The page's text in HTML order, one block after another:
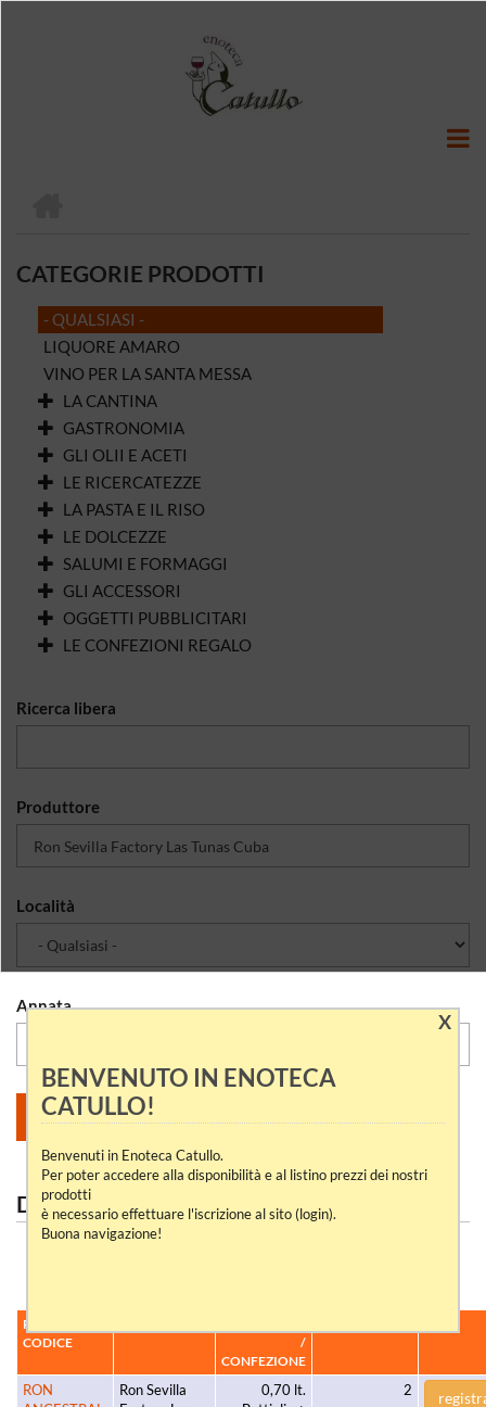
DI
PANE
CATEGORIE PRODOTTI
- QUALSIASI -
LIQUORE AMARO
VINO PER LA SANTA MESSA
LA CANTINA
GASTRONOMIA
GLI OLII E ACETI
LE RICERCATEZZE
LA PASTA E IL RISO
LE DOLCEZZE
SALUMI E FORMAGGI
GLI ACCESSORI
OGGETTI PUBBLICITARI
LE CONFEZIONI REGALO
Ricerca libera
Produttore
Località
Annata
DICONO DI NOI
PRODOTTO /
CODICE
/
CONFEZIONE
RON
Ron Sevilla
0,70 lt.
2
X
BENVENUTO IN ENOTECA
CATULLO!
Benvenuti in Enoteca Catullo.
Per poter accedere alla disponibilità e al listino prezzi dei nostri
prodotti
è necessario effettuare l'iscrizione al sito (login).
Buona navigazione!